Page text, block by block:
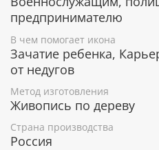
Гарантия
К каждому живописному
номерное свидетельство,
расписана вся информация
Имя художника,
Материалы, из
Гарантия
предпринимателю
В чем помогает икона
Зачатие ребенка,
от недугов
Метод изготовления
Живопись по дереву
Страна производства
Россия